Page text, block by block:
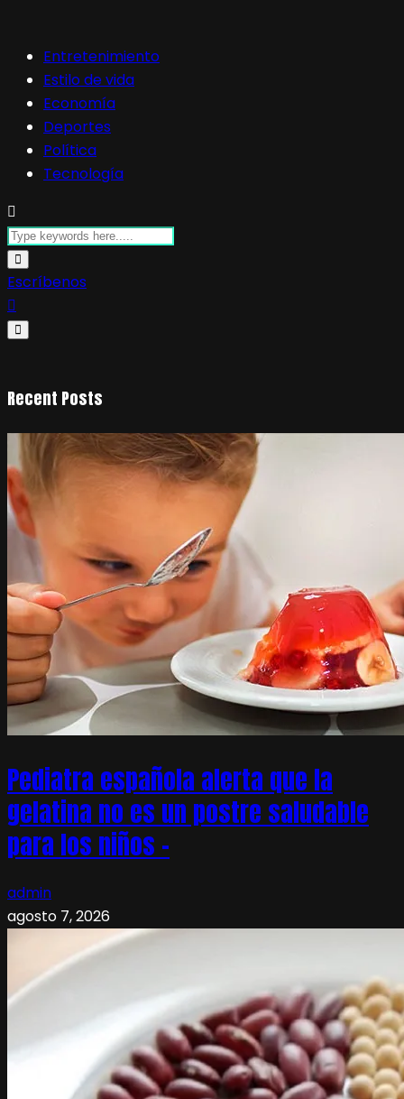
Entretenimiento
Estilo de vida
Economía
Deportes
Política
Tecnología
Escríbenos
Recent Posts
Pediatra española alerta que la
gelatina no es un postre saludable
para los niños –
admin
agosto 7, 2026